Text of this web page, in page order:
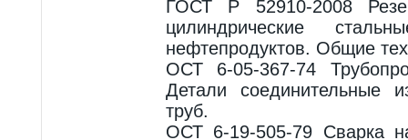
ГОСТ Р 52910-2008
цилиндрические
нефтепродуктов. Общие
ОСТ 6-05-367-74
Детали соединительные
труб.
ОСТ 6-19-505-79 Сварка